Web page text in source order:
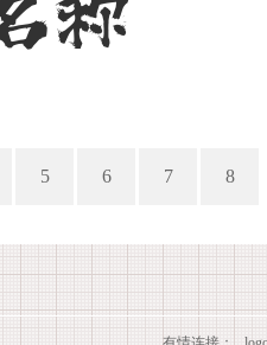
5 6 7 8